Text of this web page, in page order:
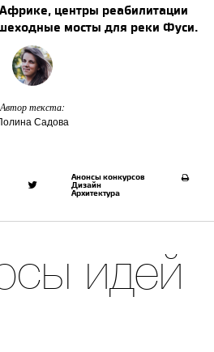
Результаты конкурса
Архитектура
Выставка
в России
Образование
центры реабилитации
мосты для реки Фуси.
Автор текста:
Садова
Анонсы конкурсов
Дизайн
Архитектура
идей